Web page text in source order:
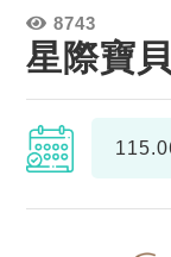
8743
星際寶